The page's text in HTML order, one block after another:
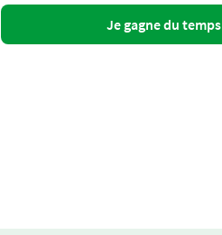
Je gagne du temps